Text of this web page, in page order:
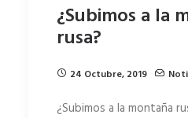
¿Subimos a la
rusa?
24 Octubre, 2019
¿Subimos a la montaña